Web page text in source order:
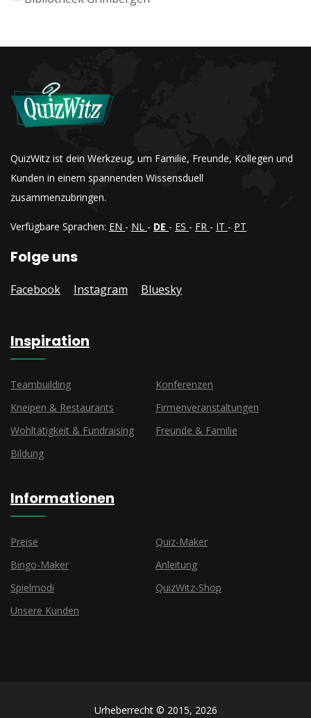
QuizWitz ist dein Werkzeug, um Familie, Freunde, Kollegen und
Kunden in einem spannenden Wissensduell
zusammenzubringen.
Verfügbare Sprachen: EN - NL - DE - ES - FR - IT - PT
Folge uns
Facebook Instagram Bluesky
Inspiration
Teambuilding
Konferenzen
Kneipen & Restaurants
Firmenveranstaltungen
Wohltätigkeit & Fundraising
Freunde & Familie
Bildung
Informationen
Preise
Quiz-Maker
Bingo-Maker
Anleitung
Spielmodi
QuizWitz-Shop
Unsere Kunden
Urheberrecht © 2015, 2026